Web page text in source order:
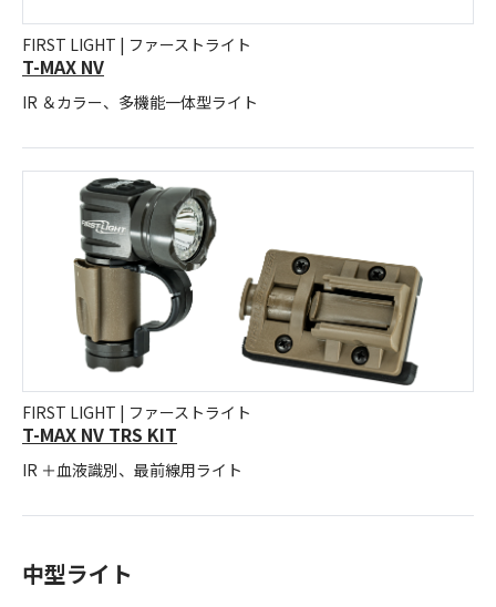
FIRST LIGHT | ファーストライト
T-MAX NV
IR ＆カラー、多機能一体型ライト
FIRST LIGHT | ファーストライト
T-MAX NV TRS KIT
IR ＋血液識別、最前線用ライト
中型ライト